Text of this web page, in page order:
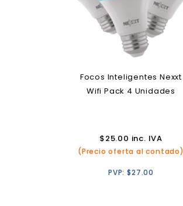
Focos Inteligentes Nexxt
Wifi Pack 4 Unidades
$25.00 inc. IVA
(Precio oferta al contado)
PVP:$27.00